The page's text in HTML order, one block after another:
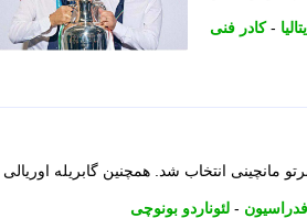
ایتالیا -کادر فنی
مانچینی انتخاب شد. همچنین گابریله اوریالی
فدراسیون - لئوناردو بونوچی